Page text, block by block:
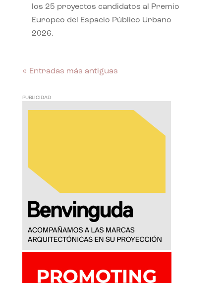
los 25 proyectos candidatos al Premio
Europeo del Espacio Público Urbano
2026.
« Entradas más antiguas
PUBLICIDAD